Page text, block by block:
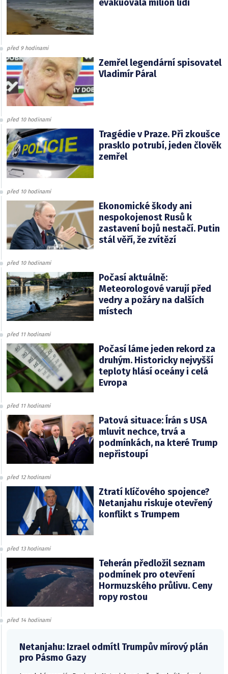
evakuovala milion lidí
před 9 hodinami
Zemřel legendární spisovatel
Vladimír Páral
před 10 hodinami
Tragédie v Praze. Při zkoušce
prasklo potrubí, jeden člověk
zemřel
před 10 hodinami
Ekonomické škody ani
nespokojenost Rusů k
zastavení bojů nestačí. Putin
stál věří, že zvítězí
před 10 hodinami
Počasí aktuálně:
Meteorologové varují před
vedry a požáry na dalších
místech
před 11 hodinami
Počasí láme jeden rekord za
druhým. Historicky nejvyšší
teploty hlásí oceány i celá
Evropa
před 11 hodinami
Patová situace: Írán s USA
mluvit nechce, trvá a
podmínkách, na které Trump
nepřistoupí
před 12 hodinami
Ztratí klíčového spojence?
Netanjahu riskuje otevřený
konflikt s Trumpem
před 13 hodinami
Teherán předložil seznam
podmínek pro otevření
Hormuzského průlivu. Ceny
ropy rostou
před 14 hodinami
Netanjahu: Izrael odmítl Trumpův mírový plán
pro Pásmo Gazy